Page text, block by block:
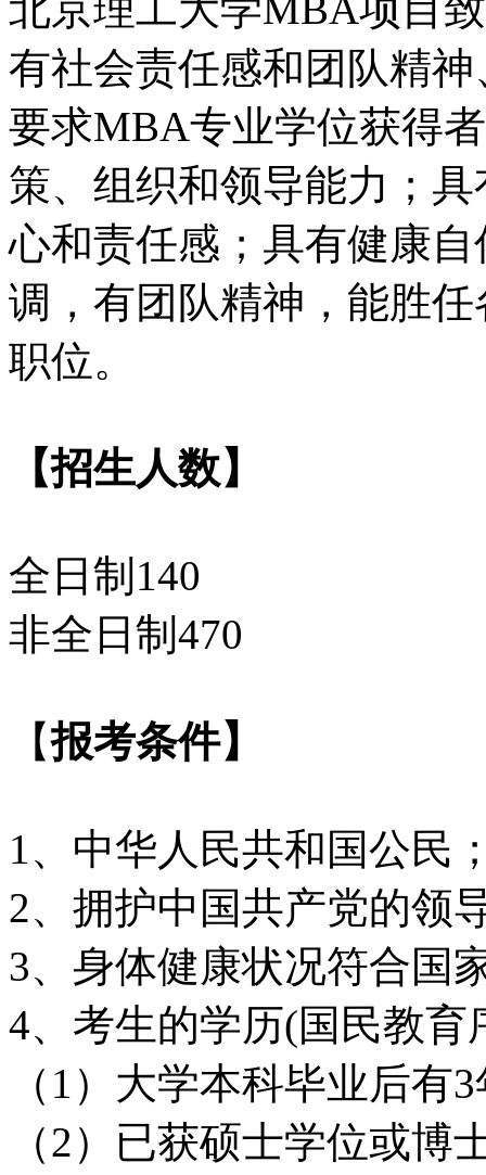
有社会责任感和团队精
要求MBA专业学位获得
策、组织和领导能力；
心和责任感；具有健康
调，有团队精神，能胜
职位。
【招生人数】
全日制140
非全日制470
【报考条件】
1、中华人民共和国公民
2、拥护中国共产党的领
3、身体健康状况符合国
4、考生的学历(国民教
（1）大学本科毕业后有
（2）已获硕士学位或博